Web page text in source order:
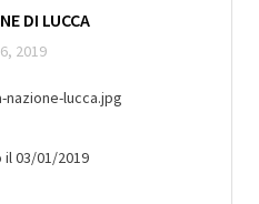
DI LUCCA
2019
03/01/2019